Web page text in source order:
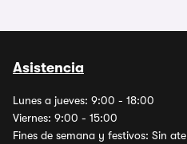
Asistencia
Lunes a jueves: 9:00 - 18:00
Viernes: 9:00 - 15:00
Fines de semana y festivos: Sin